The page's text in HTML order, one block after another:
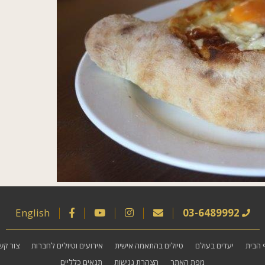
03-6489992
English
הבית יעדים בעולם טיולים בהתאמה אישית אירועים וטיולים לחברות
צור
מפת האתר
הצהרת נגישות תנאים כלליים